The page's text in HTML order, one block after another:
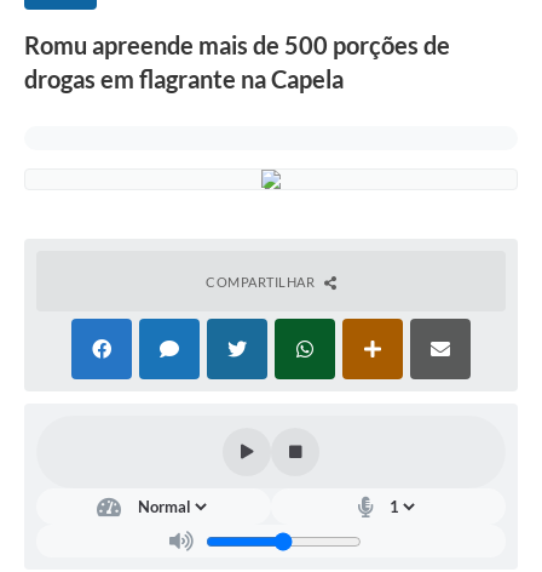
Concursos e Processos Seletivos
Inclusão e Acessibilidade
Normas e Legislação
Sistema de Protocolo
Romu apreende mais de 500 porções de
drogas em flagrante na Capela
COMPARTILHAR